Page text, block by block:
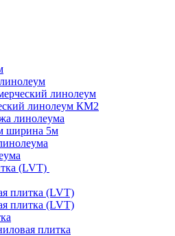
линолеум
линолеум КМ2
линолеума
ширина 5м
(LVT)
плитка (LVT)
плитка (LVT)
плитка